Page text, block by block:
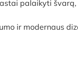
palaikyti švarą,
ir modernaus